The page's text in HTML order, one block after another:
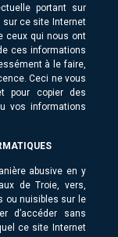
portant sur
sur ce site Internet
ceux qui nous ont
ces informations
à le faire,
Ceci ne vous
pour copier des
vos informations
abusive en y
de Troie, vers,
ou nuisibles sur le
d’accéder sans
ce site Internet